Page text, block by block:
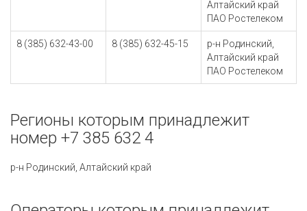
Алтайский край
ПАО Ростелеком
8 (385) 632-43-00 8 (385) 632-45-15
р-н Родинский,
Алтайский край
ПАО Ростелеком
Регионы которым принадлежит
номер +7 385 632 4
р-н Родинский, Алтайский край